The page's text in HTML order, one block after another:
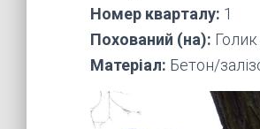
Номер кварталу: 1
Похований (на):
Матеріал: Бетон/